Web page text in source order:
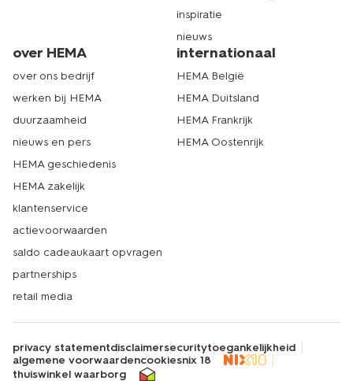
inspiratie
nieuws
over HEMA
over ons bedrijf
werken bij HEMA
duurzaamheid
nieuws en pers
HEMA geschiedenis
HEMA zakelijk
klantenservice
actievoorwaarden
saldo cadeaukaart opvragen
partnerships
retail media
internationaal
HEMA België
HEMA Duitsland
HEMA Frankrijk
HEMA Oostenrijk
privacy statementdisclaimersecuritytoegankelijkheid
algemene voorwaardencookiesnix 18
thuiswinkel waarborg